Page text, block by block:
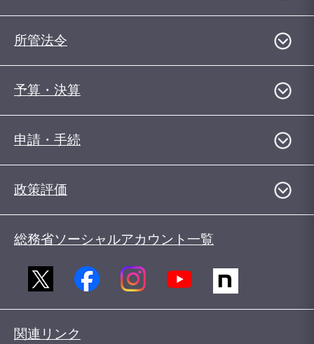
所管法令
予算・決算
申請・手続
政策評価
総務省ソーシャルアカウント一覧
関連リンク